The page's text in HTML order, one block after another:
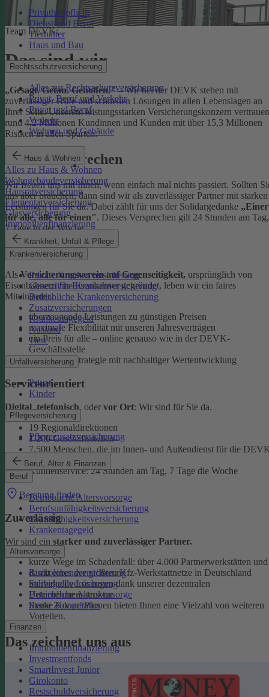
Privathaftpflicht
Dienst und Beruf
Tierhalter
Haus und Bau
Rechtsschutzversicherung
Alles zur Rechtsschutzversicherung
Privat, Beruf und Verkehr
Privat und Beruf
Verkehr
Wohnen und Gebäude
Haus & Wohnen
Alles zu Haus & Wohnen
Wohngebäudeversicherung
Hausratversicherung
Elementarversicherung
Glasversicherung
Immobilienfinanzierung
Krankheit, Unfall & Pflege
Krankenversicherung
Private Krankenversicherung
Gesetzliche Krankenversicherung
Betriebliche Krankenversicherung
Zusatzversicherungen
Krankentagegeld
Ausland
Tiere
Unfallversicherung
Privat
Kinder
Pflegeversicherung
Pflegezusatzversicherung
Beruf, Alter & Finanzen
Beruf
Betriebliche Altersvorsorge
Berufsunfähigkeitsversicherung
Grundfähigkeitsversicherung
Krankentagegeld
Altersvorsorge
Risikolebensversicherung
Sterbegeldversicherung
Betriebliche Altersvorsorge
Rente ZukunftPlus
Finanzen
Immobilienfinanzierung
Investmentfonds
SmartInvest Junior
Girokonto
Restschuldversicherung
Team DEVK:
Das sind wir
„Gesagt. Getan. Geholfen."– Wir bei der DEVK stehen mit
zuverlässiger Hilfe und schnellen Lösungen in allen Lebenslagen an
Ihrer Seite. Unserem leistungsstarken Versicherungskonzern vertrauen
rund 4,2 Millionen Kundinnen und Kunden mit über 15,3 Millionen
Risiken in allen Sparten.
Unser Versprechen
Wir freuen uns mit Ihnen, wenn einfach mal nichts passiert. Sollten
uns aber brauchen, dann sind wir als zuverlässiger Partner mit starken
Leistungen für Sie da. Dabei zählt für uns der Solidargedanke „Einer
für alle, alle für einen". Dieses Versprechen gilt 24 Stunden am Tag,
7 Tage in der Woche.
Ehrlich
AlsVersicherungsverein auf Gegenseitigkeit, ursprünglich von
Eisenbahnern für Eisenbahner gegründet, leben wir ein faires
Miteinander.
überzeugende Leistungen zu günstigen Preisen
maximale Flexibilität mit unseren Jahresverträgen
ein Preis für alle – online genauso wie in der DEVK-
Geschäftsstelle
faire Anlagestrategie mit nachhaltiger Wertentwicklung
Serviceorientiert
Digital,telefonisch, oder vor Ort: Wir sind für Sie da.
19 Regionaldirektionen
1.200 Geschäftsstellen
7.500 Menschen, die im Innen- und Außendienst für die
arbeiten
Kundenservice: 24 Stunden am Tag, 7 Tage die Woche
Beratung finden
Zuverlässig
Wir sind ein starker und zuverlässiger Partner.
kurze Wege im Schadenfall: über 4.000 Partnerwerkstätten und
damit eines der größten Kfz-Werkstattnetze in Deutschland
individuelle Lösungen dank unserer dezentralen
Unternehmensstruktur
Starke Kooperationen bieten Ihnen eine Vielzahl von weiteren
Vorteilen.
Das zeichnet uns aus